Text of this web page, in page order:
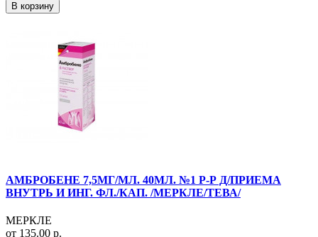
В корзину
АМБРОБЕНЕ 7,5МГ/МЛ. 40МЛ. №1 Р-Р Д/ПРИЕМА
ВНУТРЬ И ИНГ. ФЛ./КАП. /МЕРКЛЕ/ТЕВА/
МЕРКЛЕ
от 135.00 р.